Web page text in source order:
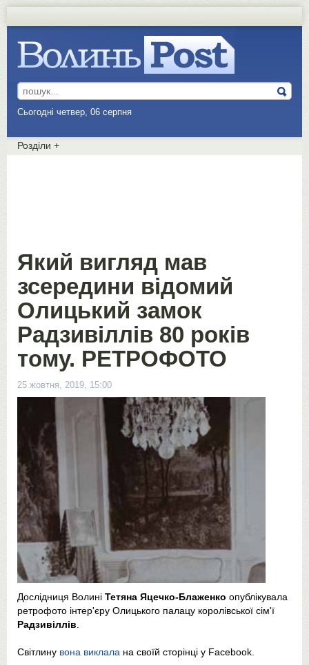
Сьогодні четвер, 06 серпня
Розділи +
Який вигляд мав
зсередини відомий
Олицький замок
Радзивіллів 80 років
тому. РЕТРОФОТО
25 жовтня, 2019, 15:00
Дослідниця Волині Тетяна Яцечко-Блаженко опублікувала
ретрофото інтер'єру Олицького палацу королівської сім'ї
Радзивіллів
Світлину вона виклала на своїй сторінці у Facebook.